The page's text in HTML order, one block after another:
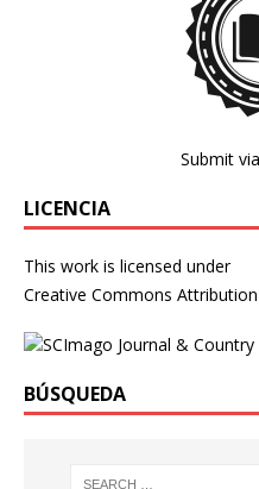
Submit
LICENCIA
This work is licensed under
Creative Commons
BÚSQUEDA